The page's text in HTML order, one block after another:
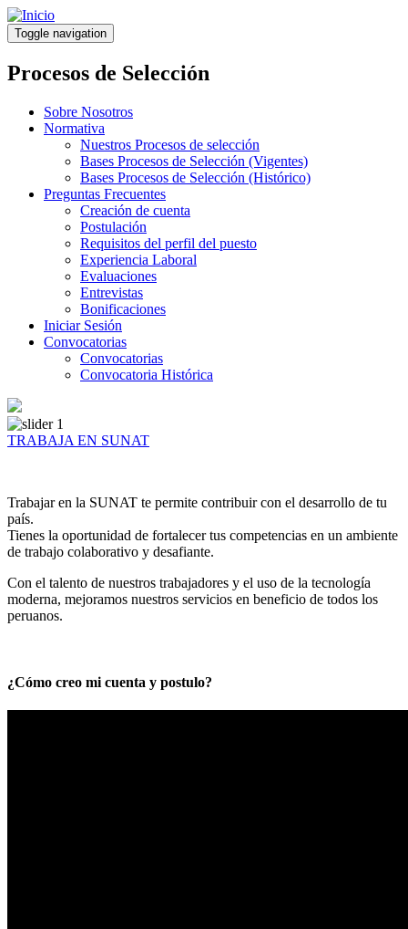
Pasar
al
contenido
principal
Toggle navigation
Procesos de Selección
Sobre Nosotros
Normativa
Nuestros Procesos de selección
Bases Procesos de Selección (Vigentes)
Bases Procesos de Selección (Histórico)
Preguntas Frecuentes
Creación de cuenta
Postulación
Requisitos del perfil del puesto
Experiencia Laboral
Evaluaciones
Entrevistas
Bonificaciones
Iniciar Sesión
Convocatorias
Convocatorias
Convocatoria Histórica
TRABAJA EN SUNAT
Trabajar en la SUNAT te permite contribuir con el desarrollo de tu
país.
Tienes la oportunidad de fortalecer tus competencias en un ambiente
de trabajo colaborativo y desafiante.
Con el talento de nuestros trabajadores y el uso de la tecnología
moderna, mejoramos nuestros servicios en beneficio de todos los
peruanos.
¿Cómo creo mi cuenta y postulo?